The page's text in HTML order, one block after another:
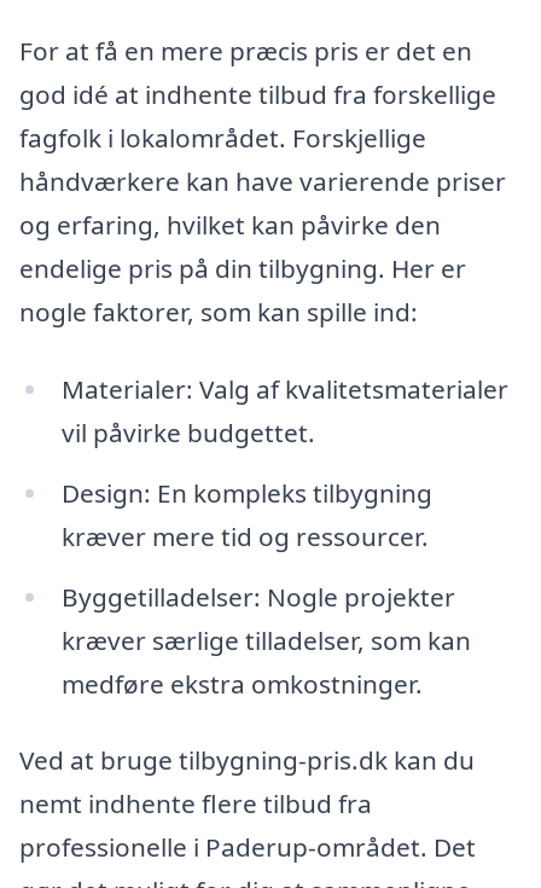
For at få en mere præcis pris er det en
god idé at indhente tilbud fra forskellige
fagfolk i lokalområdet. Forskjellige
håndværkere kan have varierende priser
og erfaring, hvilket kan påvirke den
endelige pris på din tilbygning. Her er
nogle faktorer, som kan spille ind:
Materialer: Valg af kvalitetsmaterialer
vil påvirke budgettet.
Design: En kompleks tilbygning
kræver mere tid og ressourcer.
Byggetilladelser: Nogle projekter
kræver særlige tilladelser, som kan
medføre ekstra omkostninger.
Ved at bruge tilbygning-pris.dk kan du
nemt indhente flere tilbud fra
professionelle i Paderup-området. Det